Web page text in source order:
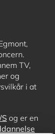
TV,
og
i at
og er en